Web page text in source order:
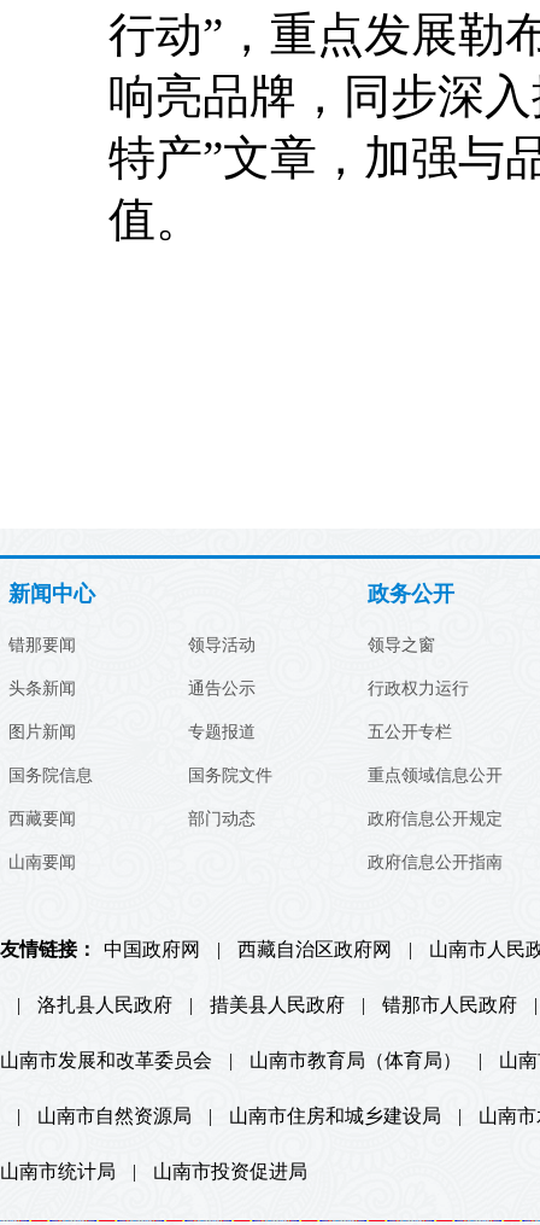
行动”，重点发展勒
响亮品牌，同步深
特产”文章，加强与
值。
新闻中心
错那要闻
头条新闻
图片新闻
国务院信息
西藏要闻
山南要闻
领导活动
通告公示
专题报道
国务院文件
部门动态
政务公开
领导之窗
行政权力运行
五公开专栏
重点领域信息公开
政府信息公开规定
政府信息公开指南
友情链接： 中国政府网 | 西藏自治区政府网 | 山南市人民
| 洛扎县人民政府 | 措美县人民政府 | 错那市人民政府 |
山南市发展和改革委员会 | 山南市教育局（体育局） | 山
| 山南市自然资源局 | 山南市住房和城乡建设局 | 山南
山南市统计局 | 山南市投资促进局